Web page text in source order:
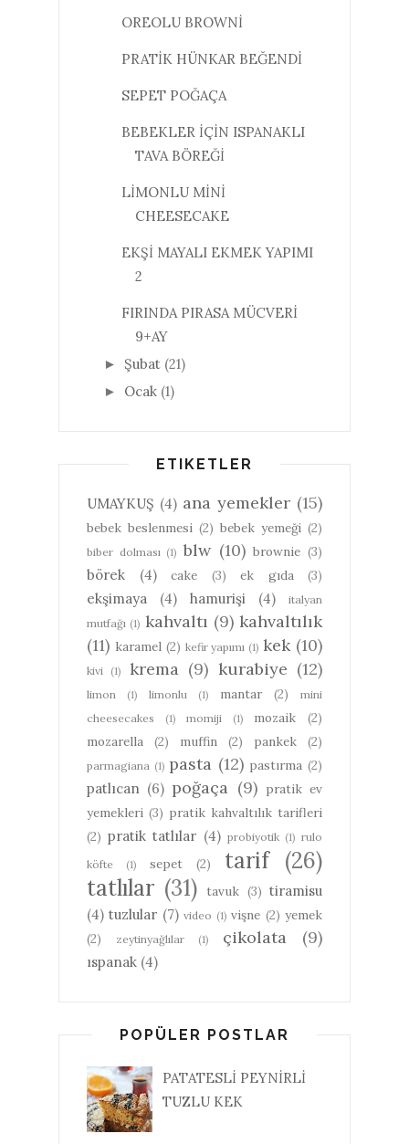
OREOLU BROWNİ
PRATİK HÜNKAR BEĞENDİ
SEPET POĞAÇA
BEBEKLER İÇİN ISPANAKLI
TAVA BÖREĞİ
LİMONLU MİNİ
CHEESECAKE
EKŞİ MAYALI EKMEK YAPIMI
2
FIRINDA PIRASA MÜCVERİ
9+AY
► Şubat (21)
► Ocak (1)
ETIKETLER
UMAYKUŞ (4) ana yemekler (15)
bebek beslenmesi (2) bebek yemeği (2)
biber dolması (1) blw (10) brownie (3)
börek (4) cake (3) ek gıda (3)
ekşimaya (4) hamurişi (4)
italyan
mutfağı (1) kahvaltı (9) kahvaltılık
(11) karamel (2) kefir yapımı (1) kek (10)
kivi (1) krema (9) kurabiye (12)
limon (1) limonlu (1) mantar (2)
mini
cheesecakes
(1) momiji (1) mozaik
(2)
mozarella
(2) muffin (2) pankek (2)
parmagiana (1) pasta (12) pastırma (2)
patlıcan (6) poğaça (9) pratik ev
yemekleri (3) pratik kahvaltılık tarifleri
(2) pratik tatlılar (4) probiyotik (1) rulo
köfte
(1) sepet (2) tarif (26)
tatlılar (31) tavuk (3) tiramisu
(4) tuzlular (7) video (1) vişne (2) yemek
(2)
zeytinyağlılar (1) çikolata (9)
ıspanak (4)
POPÜLER POSTLAR
PATATESLİ PEYNİRLİ
TUZLU KEK